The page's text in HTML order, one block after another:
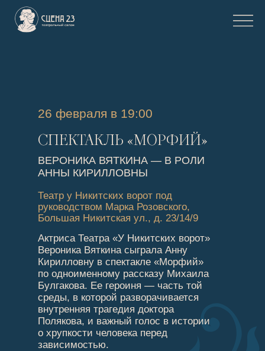
СПЕКТАКЛЬ «МОРФИЙ»
26 февраля в 19:00
Театр у Никитских ворот под
руководством Марка Розовского,
Большая Никитская ул., д. 23/14/9
ВЕРОНИКА ВЯТКИНА — В РОЛИ
АННЫ КИРИЛЛОВНЫ
Актриса Театра «У Никитских ворот»
Вероника Вяткина сыграла Анну
Кирилловну в спектакле «Морфий»
по одноименному рассказу Михаила
Булгакова. Ее героиня — часть той
среды, в которой разворачивается
внутренняя трагедия доктора
Полякова, и важный голос в истории
о хрупкости человека перед
зависимостью.